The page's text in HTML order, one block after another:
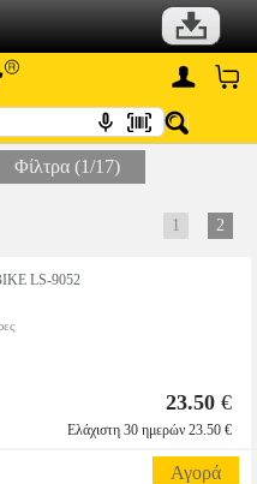
Φίλτρα (1/17)
1 2
LS-9052
23.50 €
Ελάχιστη 30 ημερών 23.50 €
Αγορά